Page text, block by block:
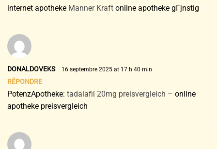
internet apotheke Manner Kraft online apotheke gГјnstig
DONALDOVEKS 16 septembre 2025 at 17 h 40 min
RÉPONDRE
PotenzApotheke: tadalafil 20mg preisvergleich – online
apotheke preisvergleich